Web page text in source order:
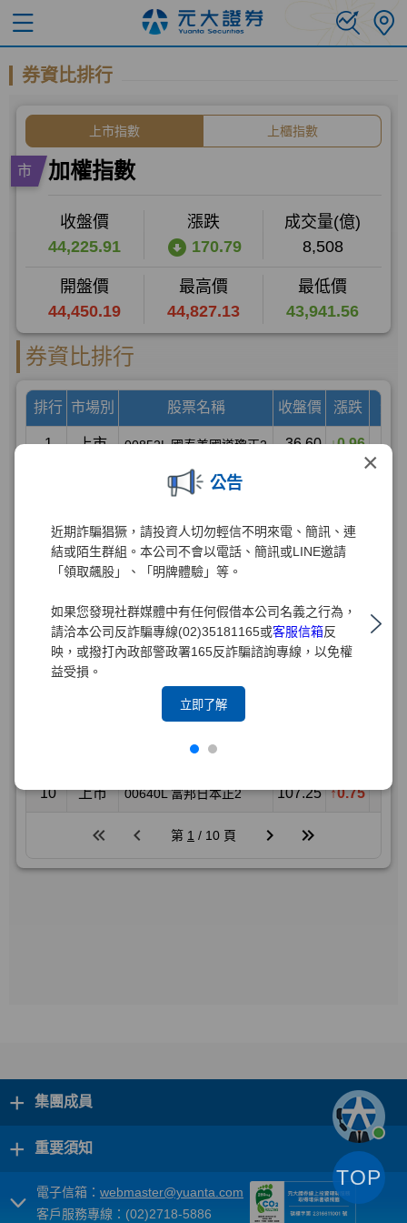
×
公告
近期詐騙猖獗，請投資人切勿輕信不明來電、簡訊、連
結或陌生群組。本公司不會以電話、簡訊或LINE邀請
「領取飆股」、「明牌體驗」等。
如果您發現社群媒體中有任何假借本公司名義之行為，
請洽本公司反詐騙專線(02)35181165或客服信箱反
映，或撥打內政部警政署165反詐騙諮詢專線，以免權
益受損。
立即了解
券資比排行
+ 集團成員
+ 重要須知
電子信箱： webmaster@yuanta.com
客戶服務專線：(02)2718-5886
TOP